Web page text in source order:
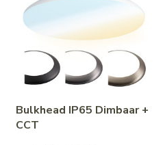
Bulkhead IP65 Dimbaar +
CCT